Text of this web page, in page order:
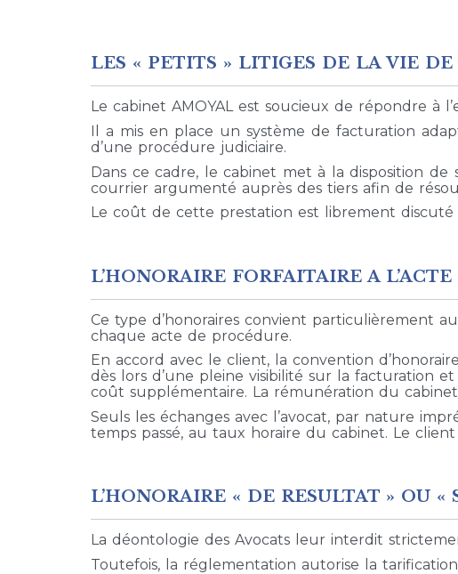
LES « PETITS » LITIGES DE LA VIE DE
Le cabinet AMOYAL est soucieux de répondre à
Il a mis en place un système de facturation
d’une procédure judiciaire.
Dans ce cadre, le cabinet met à la disposition
courrier argumenté auprès des tiers afin de
Le coût de cette prestation est librement
L’HONORAIRE FORFAITAIRE A L’ACTE
Ce type d’honoraires convient particulièrement
chaque acte de procédure.
En accord avec le client, la convention
dès lors d’une pleine visibilité sur la facturation
coût supplémentaire. La rémunération du
Seuls les échanges avec l’avocat, par nature
temps passé, au taux horaire du cabinet. Le
L’HONORAIRE « DE RESULTAT » OU «
La déontologie des Avocats leur interdit
Toutefois, la réglementation autorise la